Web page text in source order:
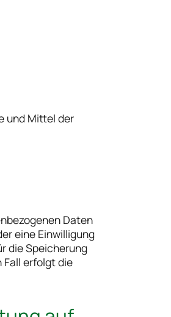
und Mittel der
Daten
eine Einwilligung
die Speicherung
erfolgt die